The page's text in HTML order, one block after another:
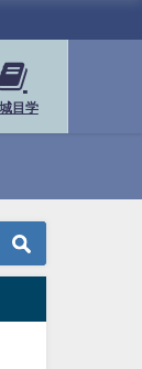
目学